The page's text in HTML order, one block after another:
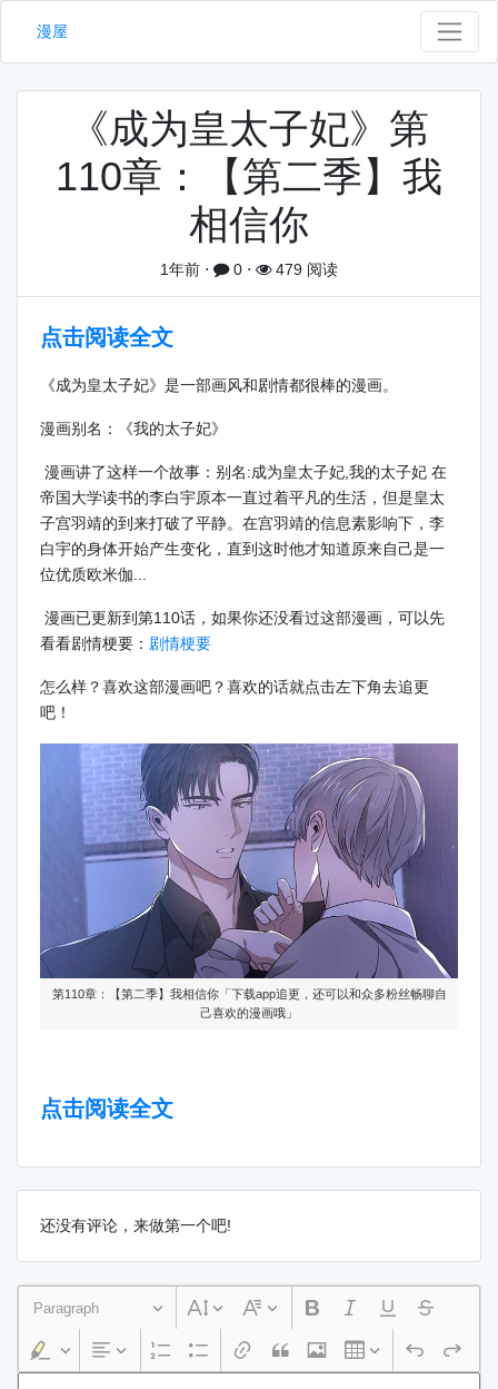
漫屋
《成为皇太子妃》第
110章：【第二季】我
相信你
1年前 ⋅ 0 ⋅ 479 阅读
点击阅读全文
《成为皇太子妃》是一部画风和剧情都很棒的漫画。
漫画别名：《我的太子妃》
漫画讲了这样一个故事：别名:成为皇太子妃,我的太子妃 在
帝国大学读书的李白宇原本一直过着平凡的生活，但是皇太
子宫羽靖的到来打破了平静。在宫羽靖的信息素影响下，李
白宇的身体开始产生变化，直到这时他才知道原来自己是一
位优质欧米伽...
漫画已更新到第110话，如果你还没看过这部漫画，可以先
看看剧情梗要： 剧情梗要
怎么样？喜欢这部漫画吧？喜欢的话就点击左下角去追更
吧！
第110章：【第二季】我相信你「下载app追更，还可以和众多粉丝畅聊自
己喜欢的漫画哦」
点击阅读全文
还没有评论，来做第一个吧!
Paragraph